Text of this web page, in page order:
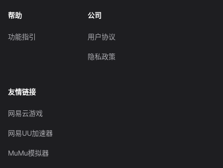
帮助
功能指引
公司
用户协议
隐私政策
友情链接
网易云游戏
网易UU加速器
MuMu模拟器